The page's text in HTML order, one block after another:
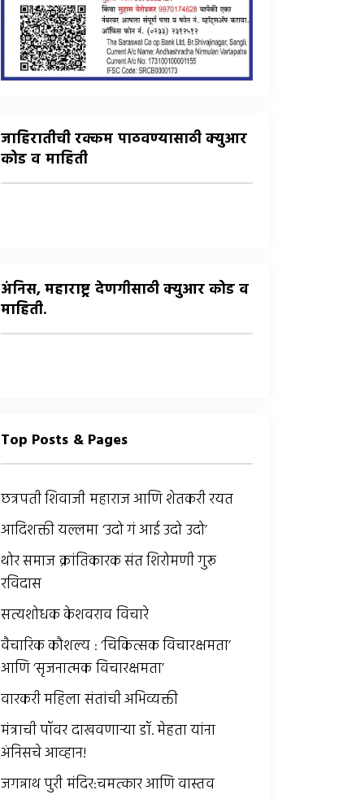
जाहिरातीची रक्कम पाठवण्यासाठी क्युआर
कोड व माहिती
अंनिस, महाराष्ट्र देणगीसाठी क्युआर कोड व
माहिती.
Top Posts & Pages
छत्रपती शिवाजी महाराज आणि शेतकरी रयत
आदिशक्ती यल्लमा ‘उदो गं आई उदो उदो’
थोर समाज क्रांतिकारक संत शिरोमणी गुरू
रविदास
सत्यशोधक केशवराव विचारे
वैचारिक कौशल्य : ‘चिकित्सक विचारक्षमता’
आणि ‘सृजनात्मक विचारक्षमता’
वारकरी महिला संतांची अभिव्यक्ती
मंत्राची पॉवर दाखवणार्‍या डॉ. मेहता यांना
अंनिसचे आव्हान!
जगन्नाथ पुरी मंदिर:चमत्कार आणि वास्तव